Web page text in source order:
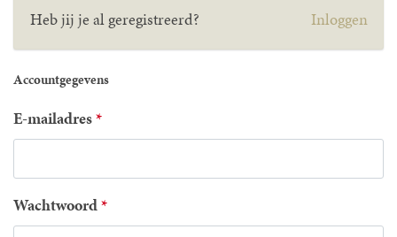
Heb jij je al geregistreerd? Inloggen
Accountgegevens
E-mailadres
Wachtwoord